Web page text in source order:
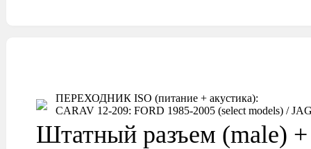
ПЕРЕХОДНИК ISO (питание + акустика):
CARAV 12-209: FORD 1985-2005 (select models) /
Штатный разъем (male)